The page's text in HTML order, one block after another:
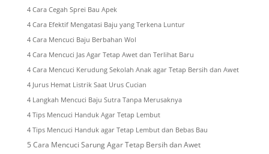
4 Cara Cegah Sprei Bau Apek
4 Cara Efektif Mengatasi Baju yang Terkena Luntur
4 Cara Mencuci Baju Berbahan Wol
4 Cara Mencuci Jas Agar Tetap Awet dan Terlihat Baru
4 Cara Mencuci Kerudung Sekolah Anak agar Tetap Bersih dan Awet
4 Jurus Hemat Listrik Saat Urus Cucian
4 Langkah Mencuci Baju Sutra Tanpa Merusaknya
4 Tips Mencuci Handuk Agar Tetap Lembut
4 Tips Mencuci Handuk agar Tetap Lembut dan Bebas Bau
5 Cara Mencuci Sarung Agar Tetap Bersih dan Awet